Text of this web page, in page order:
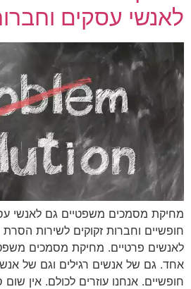
לאנשי עסקים
מחיקת מסמכים משפטיים גם לאנשי
חופשיים וחברות זקוקים לשירות
לאנשים פרטיים. מחיקת מסמכים
אחד. גם של אנשים רגילים וגם של
חופשיים. אנחנו עוזרים לכולם. אין